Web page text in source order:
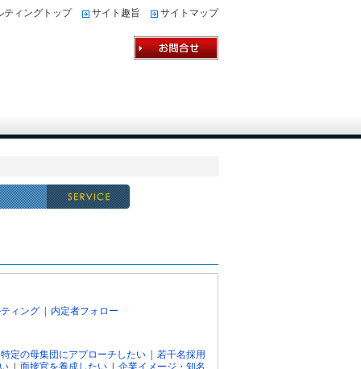
ティングトップ サイト趣旨 サイトマップ
ィング 内定者フォロー
特定の母集団にアプローチしたい
若干名採用
面接官を養成したい
企業イメージ・知名